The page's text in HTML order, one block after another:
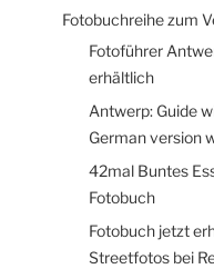
Fotobuchreihe zum
Fotoführer
erhältlich
Antwerp: Guide
German version
42mal Buntes
Fotobuch
Fotobuch jetzt
Streetfotos bei